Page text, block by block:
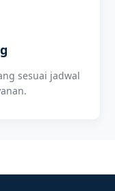
sesuai jadwal